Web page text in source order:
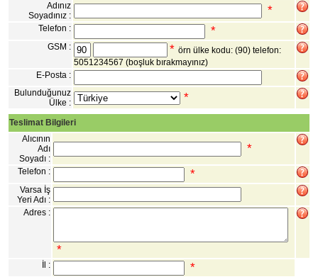
Adınız
Soyadınız :
*
Telefon : *
GSM : * örn ülke kodu: (90) telefon:
5051234567 (boşluk bırakmayınız)
E-Posta :
Bulunduğunuz
Ülke :
*
Teslimat Bilgileri
Alıcının
Adı
Soyadı :
*
Telefon : *
Varsa İş
Yeri Adı :
Adres :
*
İl : *